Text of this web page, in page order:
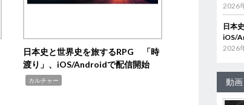
日本史と世界史を旅するRPG 「時
渡り」、iOS/Androidで配信開始
カルチャー
2026
日本
iOS/
2026
動画